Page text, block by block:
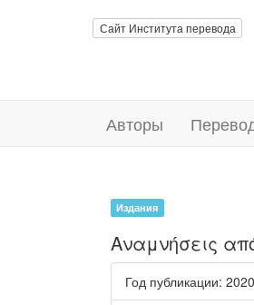
Сайт Института перевода
Авторы
Издания
Αναμνήσεις
Год публикации: 2020